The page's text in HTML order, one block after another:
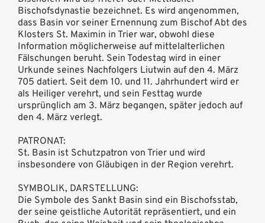
Bischofsdynastie bezeichnet. Es wird angenommen,
dass Basin vor seiner Ernennung zum Bischof Abt des
Klosters St. Maximin in Trier war, obwohl diese
Information möglicherweise auf mittelalterlichen
Fälschungen beruht. Sein Todestag wird in einer
Urkunde seines Nachfolgers Liutwin auf den 4. März
705 datiert. Seit dem 10. und 11. Jahrhundert wird er
als Heiliger verehrt, und sein Festtag wurde
ursprünglich am 3. März begangen, später jedoch auf
den 4. März verlegt.
PATRONAT:
St. Basin ist Schutzpatron von Trier und wird
insbesondere von Gläubigen in der Region verehrt.
SYMBOLIK, DARSTELLUNG:
Die Symbole des Sankt Basin sind ein Bischofsstab,
der seine geistliche Autorität repräsentiert, und ein